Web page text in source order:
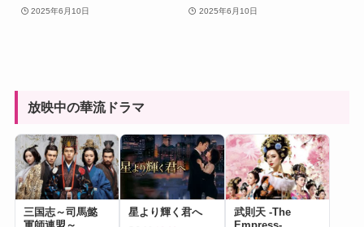
2025年6月10日 2025年6月10日
放映中の華流ドラマ
三国志～司馬懿
星より輝く君へ
武則天 -The